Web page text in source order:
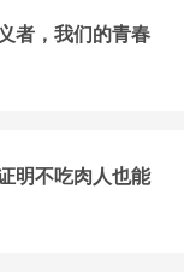
者，我们的青春
明不吃肉人也能